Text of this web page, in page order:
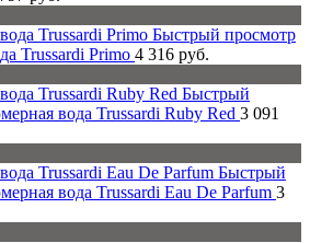
Быстрый просмотр
Trussardi Primo 4 316 руб.
Быстрый
вода Trussardi Ruby Red 3 091
Быстрый
вода Trussardi Eau De Parfum 3